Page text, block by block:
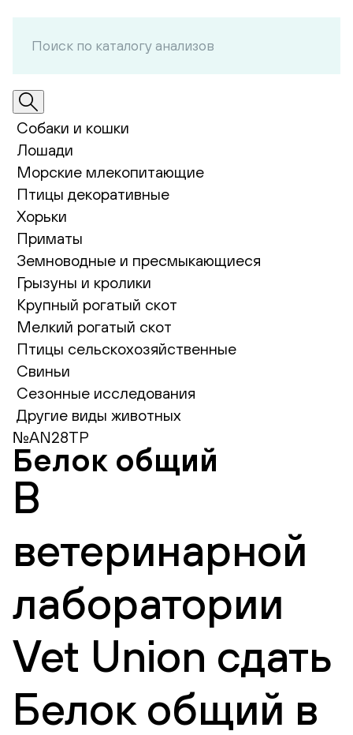
Собаки и кошки
Лошади
Морские млекопитающие
Птицы декоративные
Хорьки
Приматы
Земноводные и пресмыкающиеся
Грызуны и кролики
Крупный рогатый скот
Мелкий рогатый скот
Птицы сельскохозяйственные
Свиньи
Сезонные исследования
Другие виды животных
№AN28TP
Белок общий
В
ветеринарной
лаборатории
Vet Union сдать
Белок общий в